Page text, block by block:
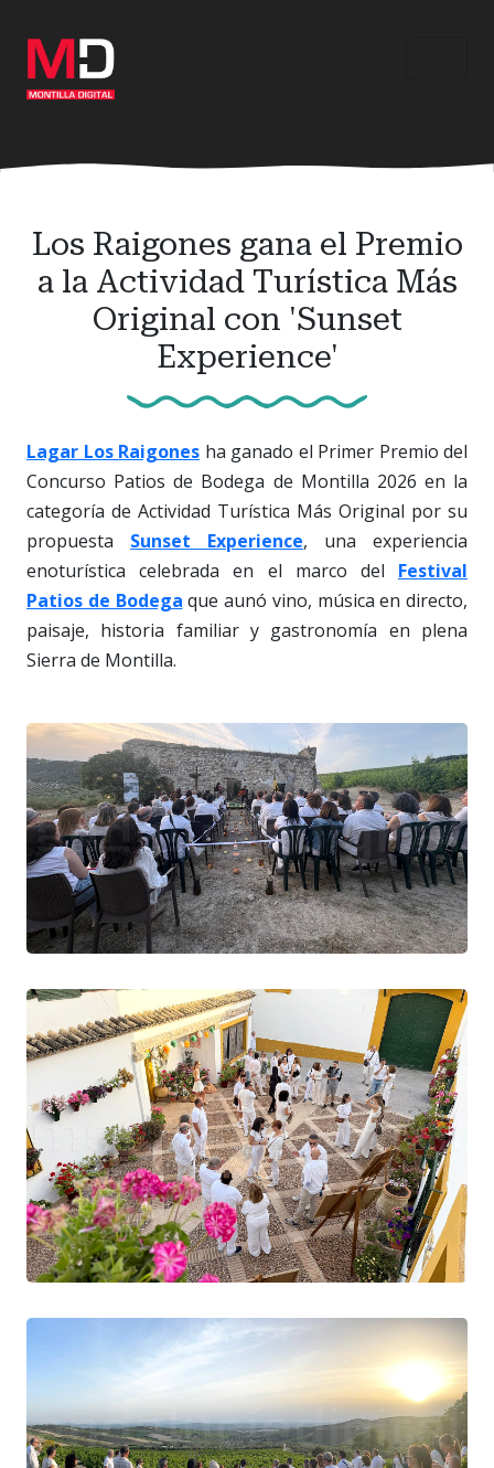
contenido
principal
Los Raigones gana el Premio
a la Actividad Turística Más
Original con 'Sunset
Experience'
Lagar Los Raigones ha ganado el Primer Premio del
Concurso Patios de Bodega de Montilla 2026 en la
categoría de Actividad Turística Más Original por su
propuesta Sunset Experience, una experiencia
enoturística celebrada en el marco del Festival
Patios de Bodega que aunó vino, música en directo,
paisaje, historia familiar y gastronomía en plena
Sierra de Montilla.